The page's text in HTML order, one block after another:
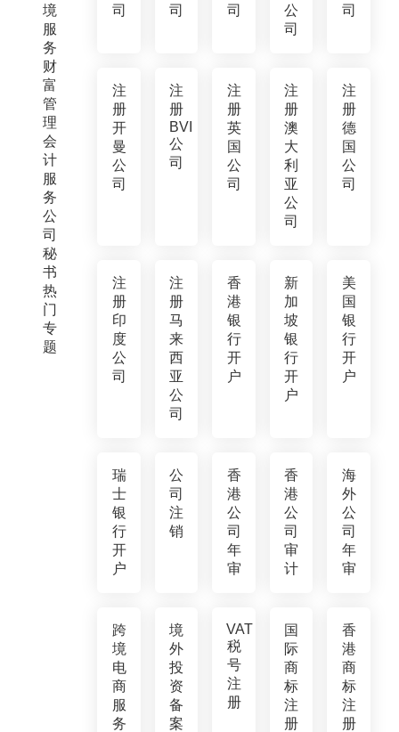
境
服
务
财
富
管
理
会
计
服
务
公
司
秘
书
热
门
专
题
司
司
司
公
司
司
注
册
开
曼
公
司
注
册
BVI
公
司
注
册
英
国
公
司
注
册
澳
大
利
亚
公
司
注
册
德
国
公
司
注
册
印
度
公
司
注
册
马
来
西
亚
公
司
香
港
银
行
开
户
新
加
坡
银
行
开
户
美
国
银
行
开
户
瑞
士
银
行
开
户
公
司
注
销
香
港
公
司
年
审
香
港
公
司
审
计
海
外
公
司
年
审
跨
境
电
商
服
务
境
外
投
资
备
案
VAT
税
号
注
册
国
际
商
标
注
册
香
港
商
标
注
册